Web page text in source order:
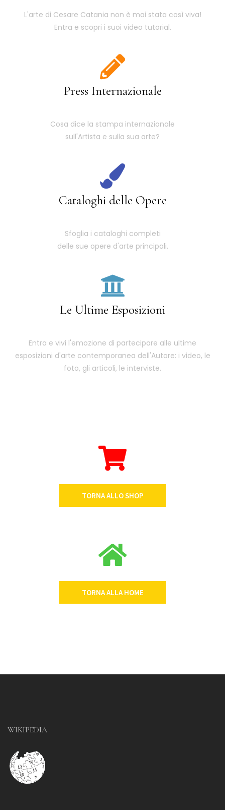
L'arte di Cesare Catania non è mai stata così viva!
Entra e scopri i suoi video tutorial.
Press Internazionale
Cosa dice la stampa internazionale
sull'Artista e sulla sua arte?
Cataloghi delle Opere
Sfoglia i cataloghi completi
delle sue opere d'arte principali.
Le Ultime Esposizioni
Entra e vivi l'emozione di partecipare alle ultime
esposizioni d'arte contemporanea dell'Autore: i video, le
foto, gli articoli, le interviste.
TORNA ALLO SHOP
TORNA ALLA HOME
WIKIPEDIA